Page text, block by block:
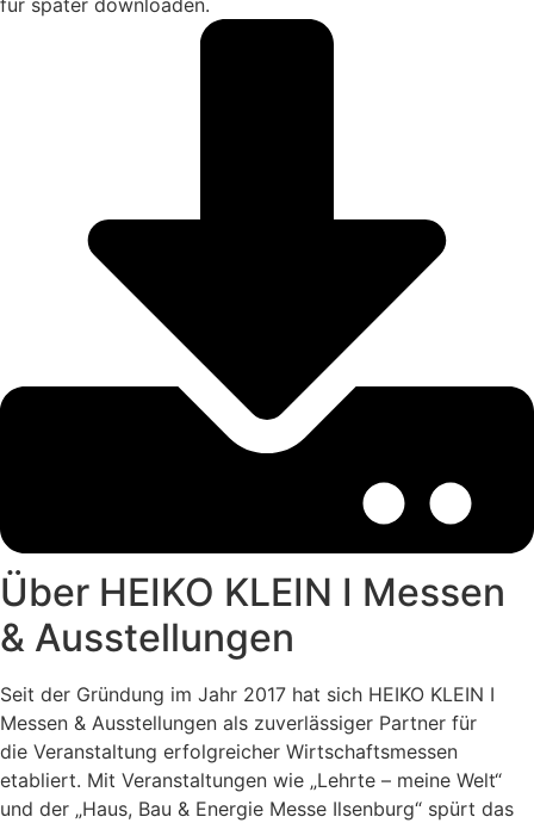
für später downloaden.
Über HEIKO KLEIN I Messen
& Ausstellungen
Seit der Gründung im Jahr 2017 hat sich HEIKO KLEIN I
Messen & Ausstellungen als zuverlässiger Partner für
die Veranstaltung erfolgreicher Wirtschaftsmessen
etabliert. Mit Veranstaltungen wie „Lehrte – meine Welt“
und der „Haus, Bau & Energie Messe Ilsenburg“ spürt das